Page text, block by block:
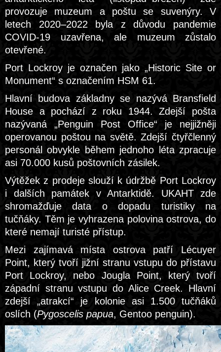
provozuje muzeum a poštu se suvenýry. V
letech 2020–2022 byla z důvodu pandemie
COVID-19 uzavřena, ale muzeum zůstalo
otevřené.
Port Lockroy je označen jako „Historic Site or
Monument“ s označením HSM 61.
Hlavní budova základny se nazývá Bransfield
House a pochází z roku 1944. Zdejší pošta
nazývaná „Penguin Post Office“ je nejjižněji
operovanou poštou na světě. Zdejší čtyřčlenný
personál obvykle během jednoho léta zpracuje
asi 70.000 kusů poštovních zásilek.
Výtěžek z prodeje slouží k údržbě Port Lockroy
i dalších památek v Antarktidě. UKAHT zde
shromažďuje data o dopadu turistiky na
tučňáky. Těm je vyhrazena polovina ostrova, do
které nemají turisté přístup.
Mezi zajímavá místa ostrova patří Lécuyer
Point, který tvoří jižní stranu vstupu do přístavu
Port Lockroy, nebo Jougla Point, který tvoří
západní stranu vstupu do Alice Creek. Hlavní
zdejší „atrakcí“ je kolonie asi 1.500 tučňáků
oslích (Pygoscelis papua, Gentoo penguin).